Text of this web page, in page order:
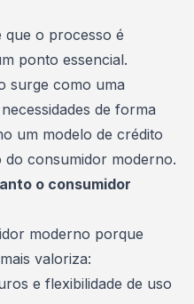
que o processo é
ponto essencial.
surge como uma
de forma
um modelo de crédito
consumidor moderno.
o consumidor
moderno porque
valoriza:
e flexibilidade de uso